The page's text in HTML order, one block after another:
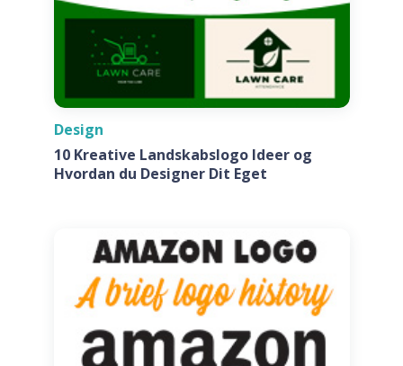
Design
10 Kreative Landskabslogo Ideer og
Hvordan du Designer Dit Eget